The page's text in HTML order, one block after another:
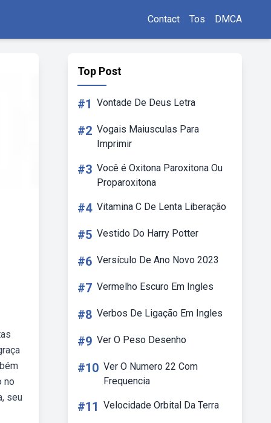
Contact Tos DMCA
no
seu
Top Post
#1 Vontade De Deus Letra
#2 Vogais Maiusculas Para
Imprimir
#3 Você é Oxitona Paroxitona Ou
Proparoxitona
#4 Vitamina C De Lenta Liberação
#5 Vestido Do Harry Potter
#6 Versículo De Ano Novo 2023
#7 Vermelho Escuro Em Ingles
#8 Verbos De Ligação Em Ingles
#9 Ver O Peso Desenho
#10 Ver O Numero 22 Com
Frequencia
#11 Velocidade Orbital Da Terra